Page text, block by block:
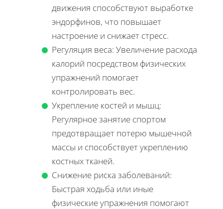
движения способствуют выработке
эндорфинов, что повышает
настроение и снижает стресс.
Регуляция веса: Увеличение расхода
калорий посредством физических
упражнений помогает
контролировать вес.
Укрепление костей и мышц:
Регулярное занятие спортом
предотвращает потерю мышечной
массы и способствует укреплению
костных тканей.
Снижение риска заболеваний:
Быстрая ходьба или иные
физические упражнения помогают